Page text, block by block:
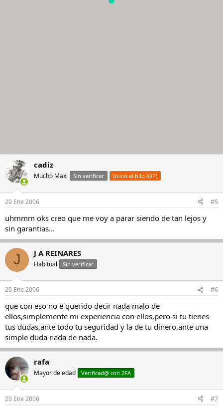
cadiz
Mucho Maxi Sin verificar Inició el hilo (OP)
20 Ene 2006 #5
uhmmm oks creo que me voy a parar siendo de tan lejos y
sin garantias...
J J A REINARES
Habitual Sin verificar
20 Ene 2006 #6
que con eso no e querido decir nada malo de
ellos,simplemente mi experiencia con ellos,pero si tu tienes
tus dudas,ante todo tu seguridad y la de tu dinero,ante una
simple duda nada de nada.
rafa
Mayor de edad Verificad@ con 2FA
20 Ene 2006 #7